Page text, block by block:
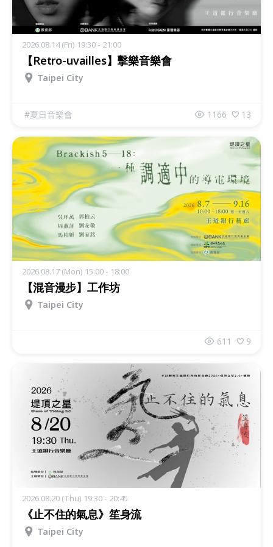
2026.08.14 (Fri) 19:30 - 21:00
【Retro-uvailles】擊樂音樂會
Taipei City
#夏日音樂會 1166 13
2026.08.17 (Mon) 15:00 - 18:00
【混音漫步】工作坊
Taipei City
611 9
2026.08.20 (Thu) 19:30 - 20:45
《止不住的氣息》笙身流
Taipei City